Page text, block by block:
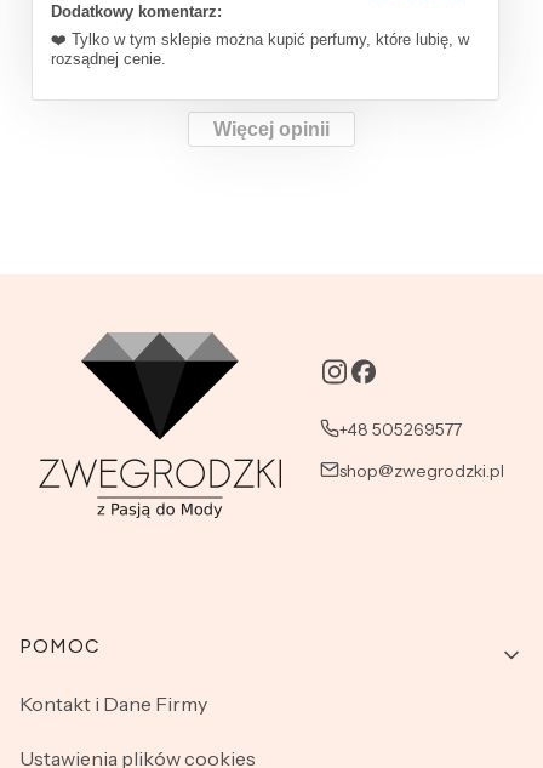
Dodatkowy komentarz:
❤️ Tylko w tym sklepie można kupić perfumy, które lubię, w
rozsądnej cenie.
Więcej opinii
+48 505269577
shop@zwegrodzki.pl
Linki w stopce
POMOC
Kontakt i Dane Firmy
Ustawienia plików cookies